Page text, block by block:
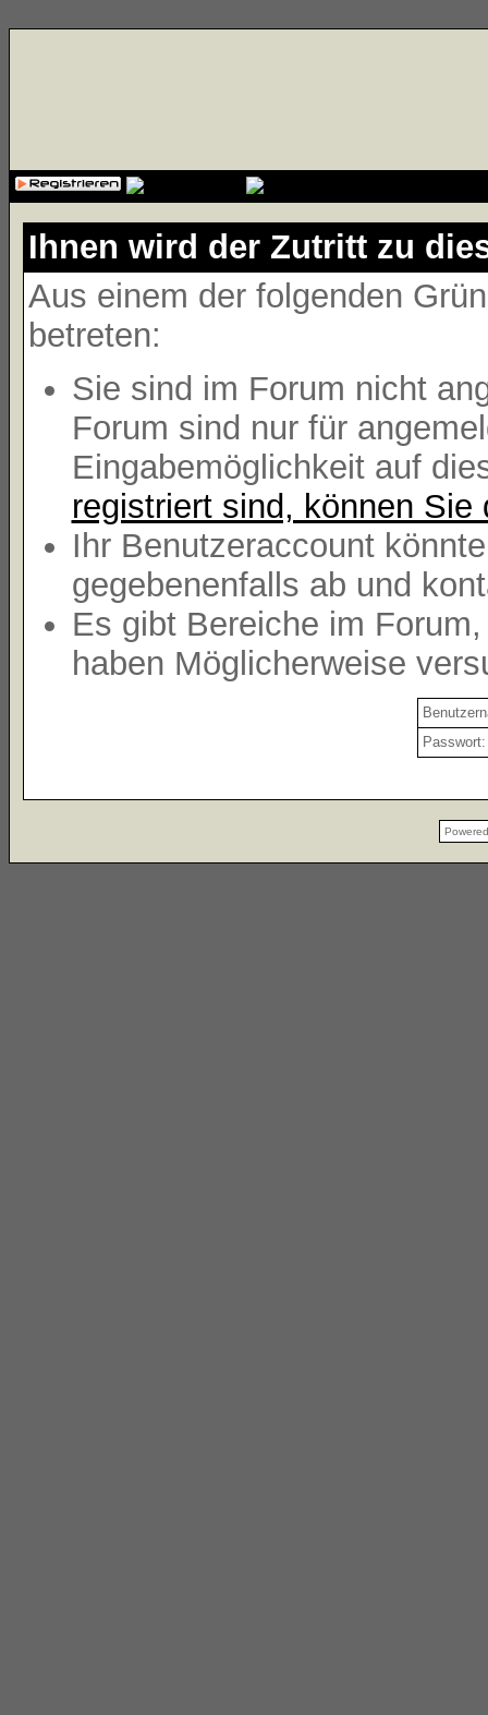
Ihnen wird der Zutritt zu
Aus einem der folgenden
betreten:
Sie sind im Forum nicht
Forum sind nur für
Eingabemöglichkeit auf
registriert sind, können Sie
Ihr Benutzeraccount
gegebenenfalls ab und
Es gibt Bereiche im
haben Möglicherweise
Passwort: